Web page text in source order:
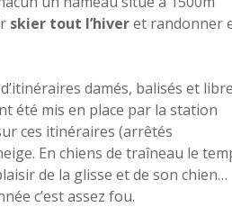
skier tout l’hiveret randonner
damés, balisés et
été mis en place par la station
ces itinéraires (arrêtés
En chiens de traîneau le
de la glisse et de son chien…
c’est assez fou.